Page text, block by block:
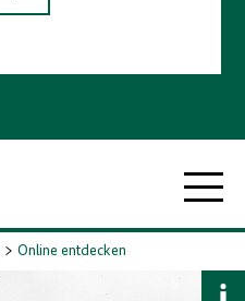
Online entdecken